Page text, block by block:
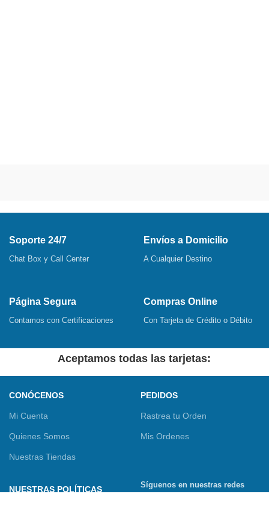
Soporte 24/7
Chat Box y Call Center
Envíos a Domicilio
A Cualquier Destino
Página Segura
Contamos con Certificaciones
Compras Online
Con Tarjeta de Crédito o Débito
Aceptamos todas las tarjetas:
CONÓCENOS
Mi Cuenta
Quienes Somos
Nuestras Tiendas
PEDIDOS
Rastrea tu Orden
Mis Ordenes
NUESTRAS POLÍTICAS
Síguenos en nuestras redes